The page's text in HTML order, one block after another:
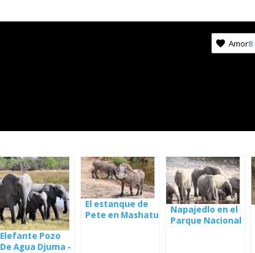
Amor8
Elefante Pozo
De Agua Djuma -
El estanque de
Pete en Mashatu
Napajedlo en el
Parque Nacional